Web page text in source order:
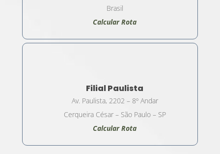
Brasil
Calcular Rota
Filial Paulista
Av. Paulista, 2202 – 8º Andar
Cerqueira César – São Paulo – SP
Calcular Rota